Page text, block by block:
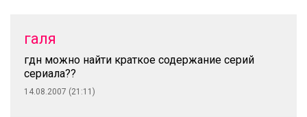
галя
гдн можно найти краткое содержание серий
сериала??
14.08.2007 (21:11)